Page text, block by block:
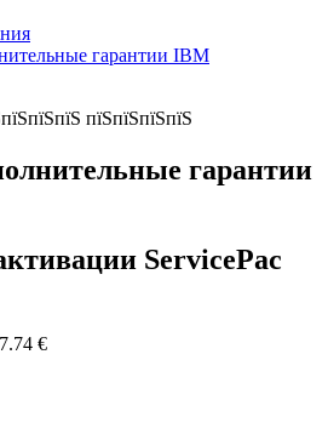
гарантии IBM
гарантии
ServicePac
€